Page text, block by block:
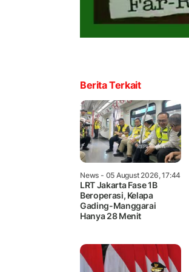
Berita Terkait
News - 05 August 2026, 17:44
LRT Jakarta Fase 1B
Beroperasi, Kelapa
Gading-Manggarai
Hanya 28 Menit